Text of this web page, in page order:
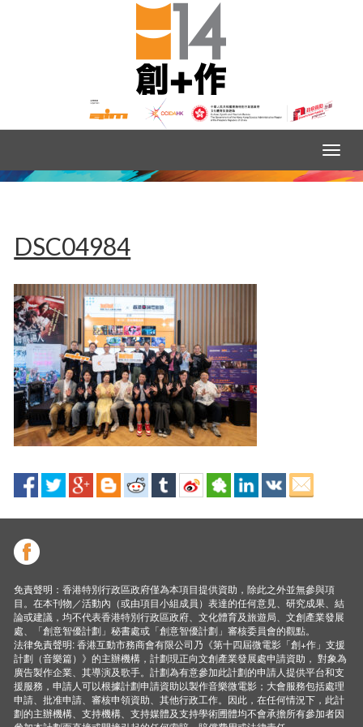
DSC04984
免責聲明：香港特別行政區政府僅為本項目提供資助，除此之外並無參與項
目。在本刊物／活動內（或由項目小組成員）表達的任何意見、研究成果、結
論或建議，均不代表香港特別行政區政府、文化體育及旅遊局、文創產業發展
處、「創意智優計劃」秘書處或「創意智優計劃」審核委員會的觀點。
法律免責聲明: 香港互動市務商會有限公司乃《第十四屆微電影「創+作」支援
計劃（音樂篇）》的主辦機構，計劃現正向文創產業發展處申請資助， 對象為
廣告製作企業、其導演及歌手。計劃為有意參加此計劃的申請人提供平台和支
援服務，申請人可以根據計劃申請資助以製作音樂微電影；大會服務包括處理
申請、批准申請、審核申領資助、其他行政工作。因此，在任何情況下，此計
劃的主辦機構、支持機構、支持媒體及支持學術圑體均不會承擔所有參加者因